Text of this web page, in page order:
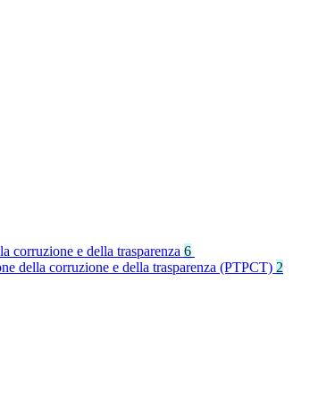
corruzione e della trasparenza 6
della corruzione e della trasparenza (PTPCT) 2